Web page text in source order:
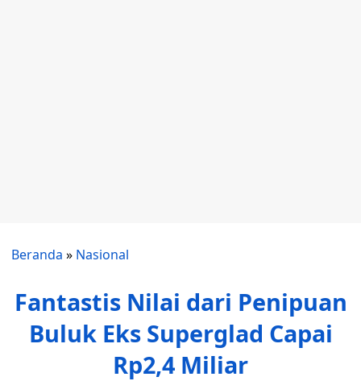
Beranda » Nasional
Fantastis Nilai dari Penipuan
Buluk Eks Superglad Capai
Rp2,4 Miliar